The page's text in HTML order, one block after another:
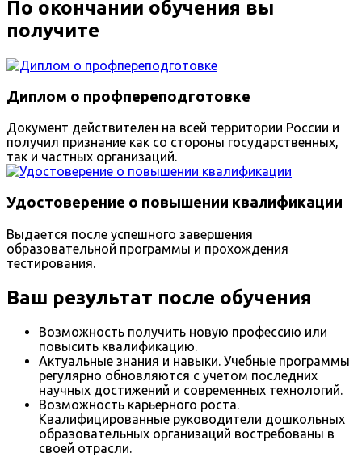
По окончании обучения вы
получите
Диплом о профпереподготовке
Документ действителен на всей территории России и
получил признание как со стороны государственных,
так и частных организаций.
Удостоверение о повышении квалификации
Выдается после успешного завершения
образовательной программы и прохождения
тестирования.
Ваш результат после обучения
Возможность получить новую профессию или
повысить квалификацию.
Актуальные знания и навыки. Учебные программы
регулярно обновляются с учетом последних
научных достижений и современных технологий.
Возможность карьерного роста.
Квалифицированные руководители дошкольных
образовательных организаций востребованы в
своей отрасли.